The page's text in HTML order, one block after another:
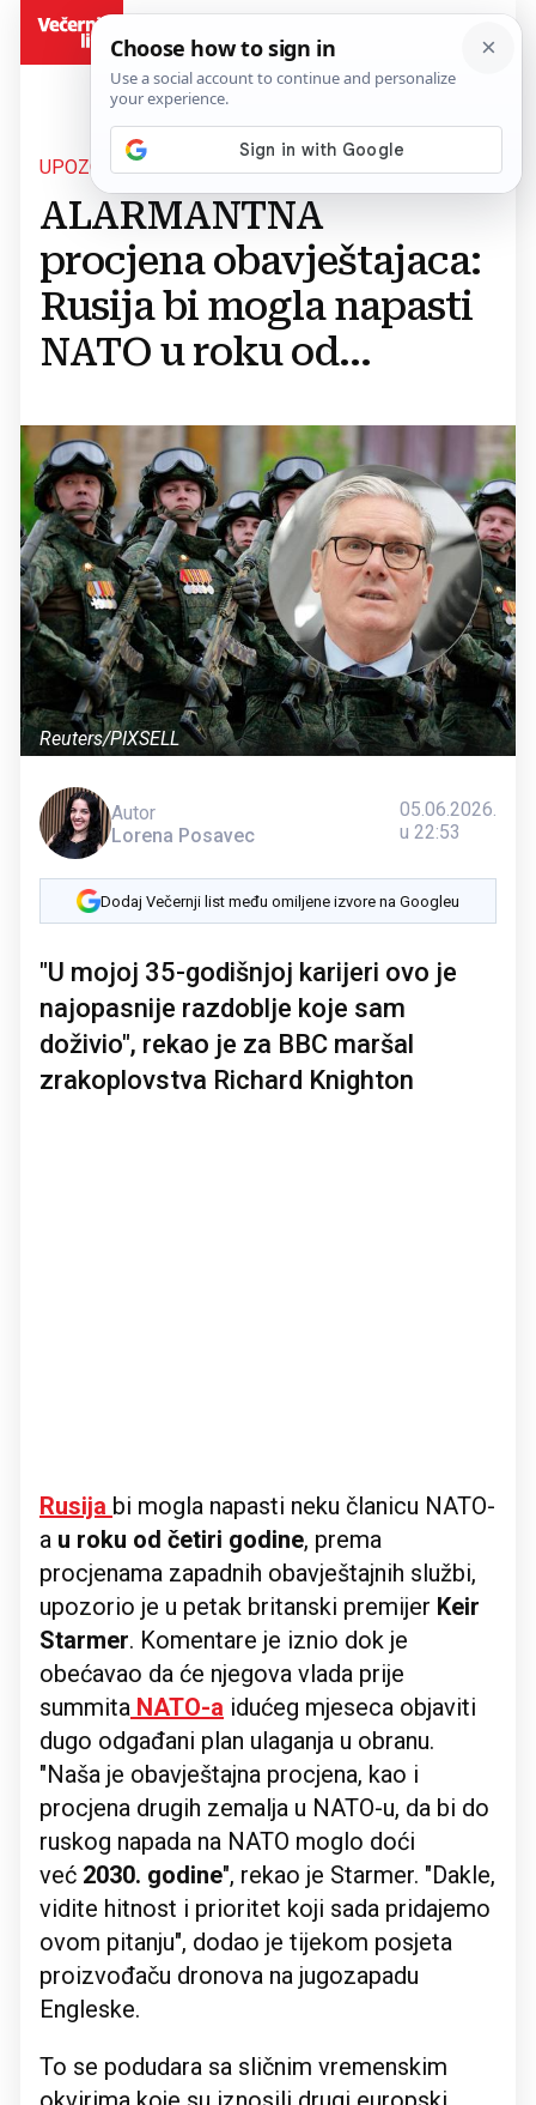
UPOZORENJE SAVEZNICIMA
ALARMANTNA
procjena obavještajaca:
Rusija bi mogla napasti
NATO u roku od...
Reuters/PIXSELL
Autor
Lorena Posavec
05.06.2026.
u 22:53
Dodaj Večernji list među omiljene izvore na Googleu
"U mojoj 35-godišnjoj karijeri ovo je
najopasnije razdoblje koje sam
doživio", rekao je za BBC maršal
zrakoplovstva Richard Knighton
Rusija bi mogla napasti neku članicu NATO-
a u roku od četiri godine, prema
procjenama zapadnih obavještajnih službi,
upozorio je u petak britanski premijer Keir
Starmer. Komentare je iznio dok je
obećavao da će njegova vlada prije
summita NATO-a idućeg mjeseca objaviti
dugo odgađani plan ulaganja u obranu.
"Naša je obavještajna procjena, kao i
procjena drugih zemalja u NATO-u, da bi do
ruskog napada na NATO moglo doći
već 2030. godine", rekao je Starmer. "Dakle,
vidite hitnost i prioritet koji sada pridajemo
ovom pitanju", dodao je tijekom posjeta
proizvođaču dronova na jugozapadu
Engleske.
To se podudara sa sličnim vremenskim